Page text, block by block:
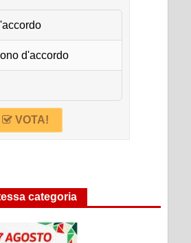
d'accordo
VOTA!
categoria